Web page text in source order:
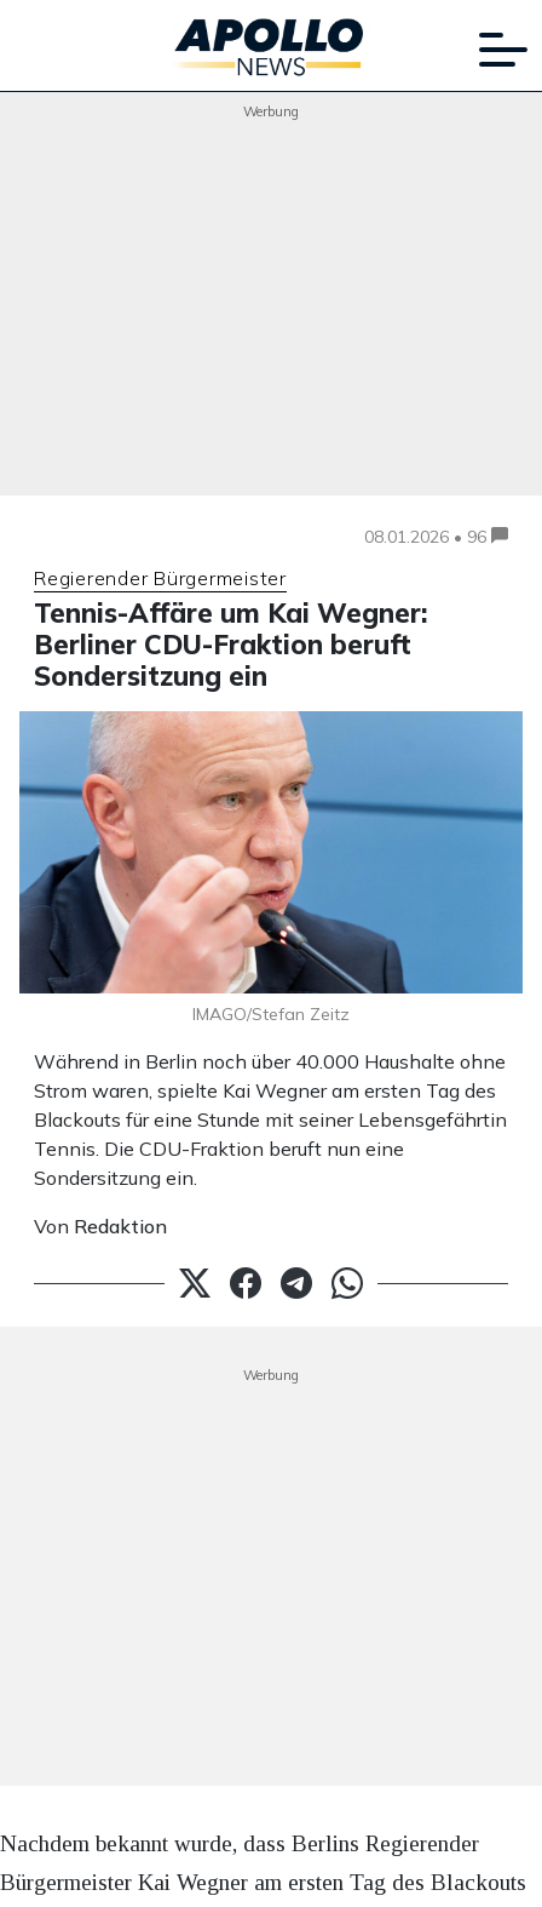
Werbung
08.01.2026 • 96
Regierender Bürgermeister
Tennis-Affäre um Kai Wegner:
Berliner CDU-Fraktion beruft
Sondersitzung ein
Während in Berlin noch über 40.000 Haushalte ohne
Strom waren, spielte Kai Wegner am ersten Tag des
Blackouts für eine Stunde mit seiner Lebensgefährtin
Tennis. Die CDU-Fraktion beruft nun eine
Sondersitzung ein.
Von Redaktion
IMAGO/Stefan Zeitz
Werbung
Nachdem bekannt wurde, dass Berlins Regierender
Bürgermeister Kai Wegner am ersten Tag des Blackouts